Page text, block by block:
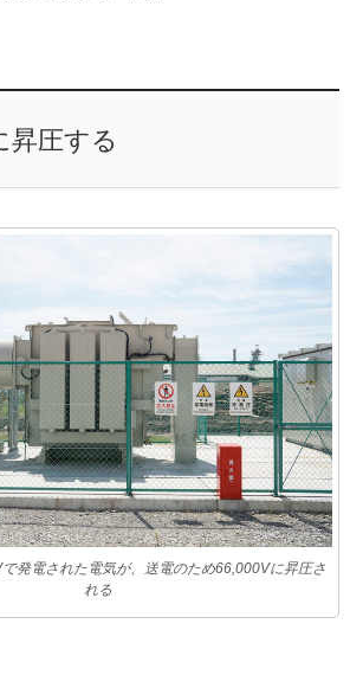
圧する
発電された電気が、送電のため66,000Vに昇圧さ
れる